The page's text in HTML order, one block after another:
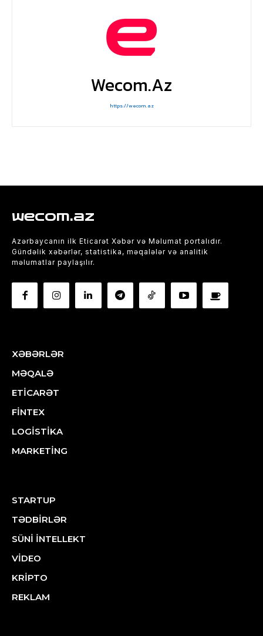
Wecom.az
https://wecom.az
wecom.az
Azərbaycanın ilk Eticarət Xəbər və Məlumat portalıdır.
Gündəlik xəbərlər, statistika, məqalələr və analitik
məlumatlar paylaşılır.
XƏBƏRLƏR
MƏQALƏ
ETİCARƏT
FİNTEX
LOGİSTİKA
MARKETİNG
STARTUP
TƏDBİRLƏR
SÜNİ İNTELLEKT
VİDEO
KRİPTO
REKLAM